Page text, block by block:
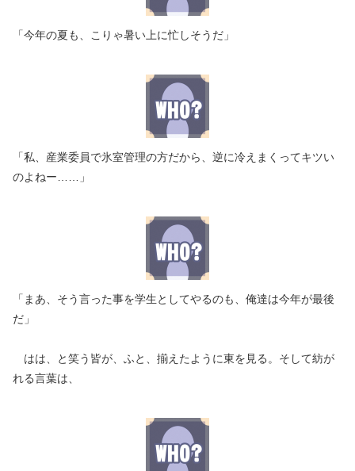
「今年の夏も、こりゃ暑い上に忙しそうだ」
「私、産業委員で氷室管理の方だから、逆に冷えまくってキツい
のよねー……」
「まあ、そう言った事を学生としてやるのも、俺達は今年が最後
だ」
はは、と笑う皆が、ふと、揃えたように東を見る。そして紡が
れる言葉は、